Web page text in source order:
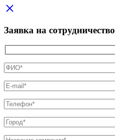
Заявка на сотрудничество